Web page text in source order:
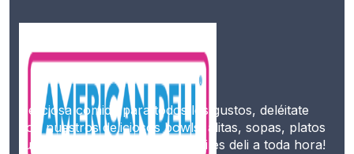
Deliciosa comida para todos los gustos, deléitate
con nuestros deliciosos bowls, alitas, sopas, platos
fuertes, postres. ¡Porque lo deli es deli a toda hora!